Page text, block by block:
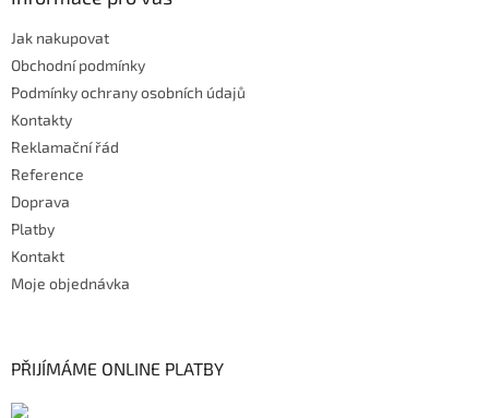
Jak nakupovat
Obchodní podmínky
Podmínky ochrany osobních údajů
Kontakty
Reklamační řád
Reference
Doprava
Platby
Kontakt
Moje objednávka
PŘIJÍMÁME ONLINE PLATBY